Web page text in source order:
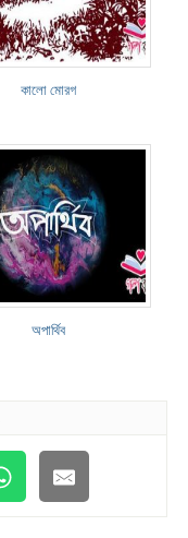
কালো মোরগ
অপার্থিব